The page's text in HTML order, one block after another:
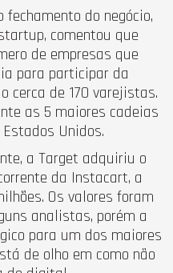
do negócio,
comentou que
de empresas que
para participar da
cerca de 170 varejistas.
as 5 maiores cadeias
Unidos.
a Target adquiriu o
da Instacart, a
Os valores foram
analistas, porém a
para um dos maiores
de olho em como não